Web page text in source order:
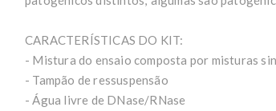
CARACTERÍSTICAS DO KIT:
- Mistura do ensaio composta por misturas
- Tampão de ressuspensão
- Água livre de DNase/RNase